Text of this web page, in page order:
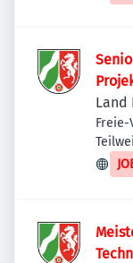
Land
Freie-